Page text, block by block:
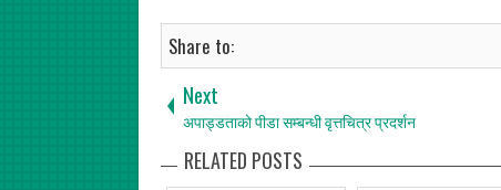
Share to:
Next
अपाड्डताको पीडा सम्बन्धी वृत्तचित्र प्रदर्शन
RELATED POSTS